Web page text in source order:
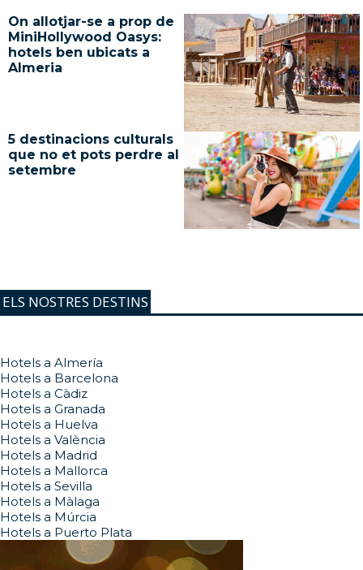
On allotjar-se a prop de
MiniHollywood Oasys:
hotels ben ubicats a
Almeria
5 destinacions culturals
que no et pots perdre al
setembre
ELS NOSTRES DESTINS
Hotels a Almería
Hotels a Barcelona
Hotels a Càdiz
Hotels a Granada
Hotels a Huelva
Hotels a València
Hotels a Madrid
Hotels a Mallorca
Hotels a Sevilla
Hotels a Màlaga
Hotels a Múrcia
Hotels a Puerto Plata